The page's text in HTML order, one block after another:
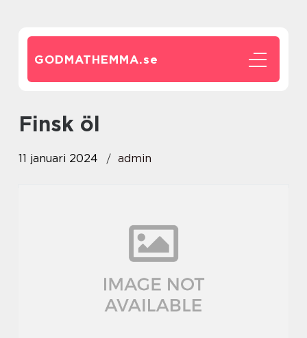
GODMATHEMMA.se
finsk öl
11 januari 2024 admin